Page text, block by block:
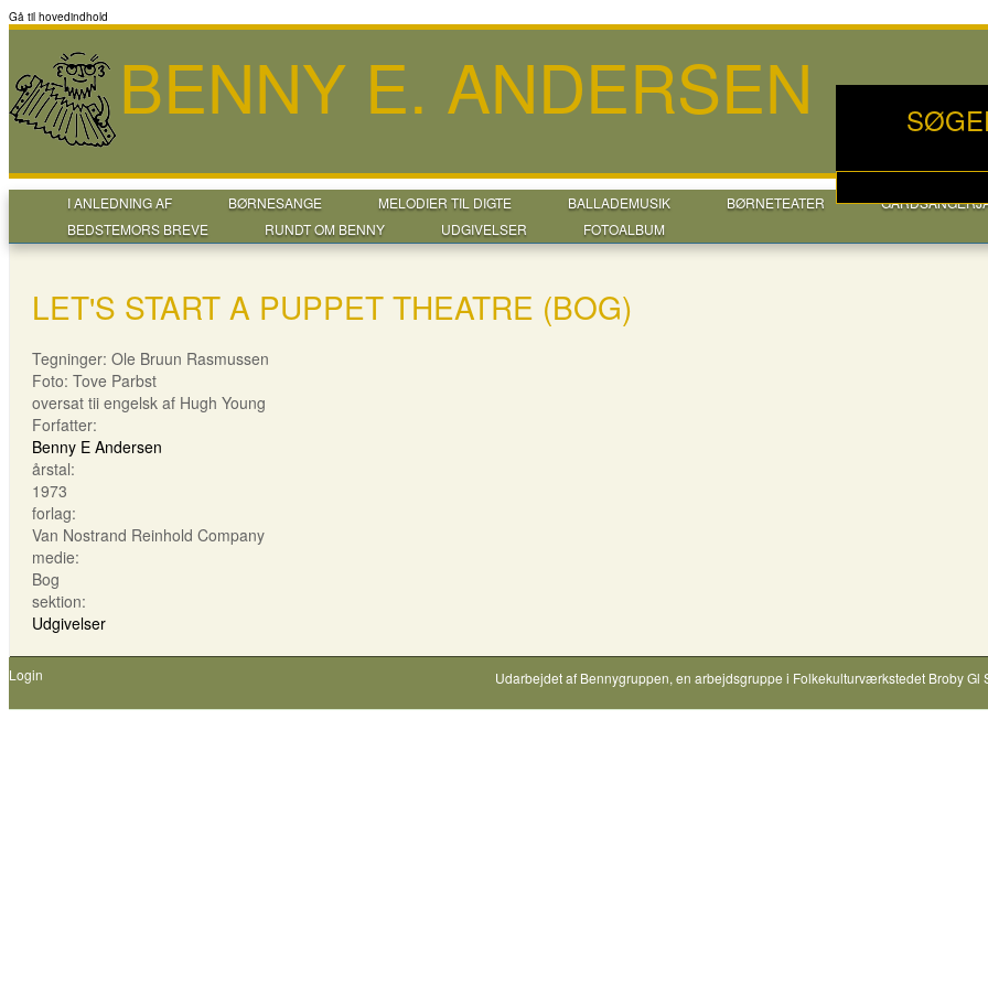
Gå til hovedindhold
BENNY E. ANDERSEN
I ANLEDNING AF BØRNESANGE MELODIER TIL DIGTE BALLADEMUSIK BØRNETEATER
BEDSTEMORS BREVE
RUNDT OM BENNY UDGIVELSER FOTOALBUM
LET'S START A PUPPET THEATRE (BOG)
Tegninger: Ole Bruun Rasmussen
Foto: Tove Parbst
oversat tii engelsk af Hugh Young
Forfatter:
Benny E Andersen
årstal:
1973
forlag:
Van Nostrand Reinhold Company
medie:
Bog
sektion:
Udgivelser
Login Udarbejdet af Bennygruppen, en arbejdsgruppe i Folkekulturværkstedet Broby Gl